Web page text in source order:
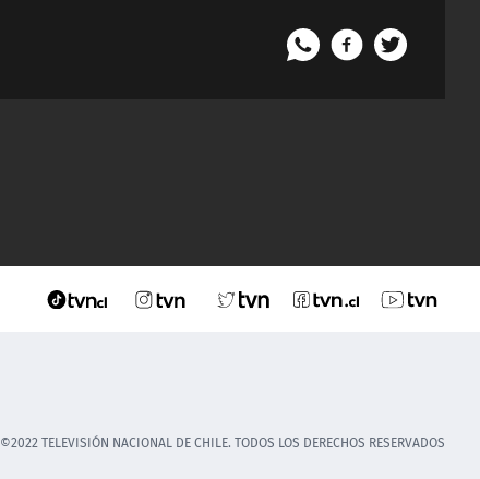
©2022 TELEVISIÓN NACIONAL DE CHILE. TODOS LOS DERECHOS RESERVADOS